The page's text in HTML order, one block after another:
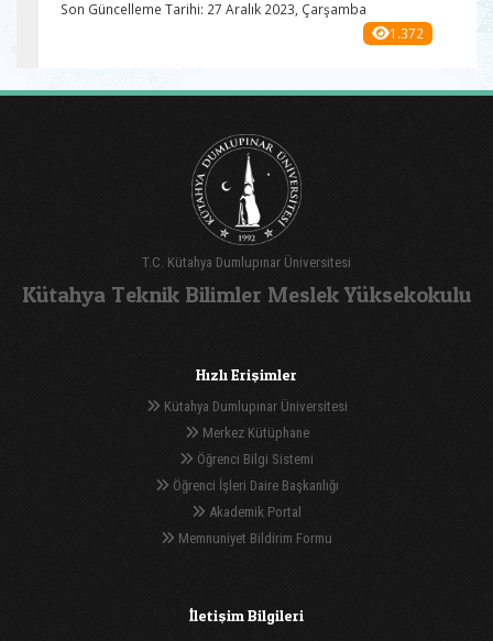
Son Güncelleme Tarihi: 27 Aralık 2023, Çarşamba
1.372
T.C. Kütahya Dumlupınar Üniversitesi
Kütahya Teknik Bilimler Meslek Yüksekokulu
Hızlı Erişimler
Kütahya Dumlupınar Üniversitesi
Merkez Kütüphane
Öğrenci Bilgi Sistemi
Öğrenci İşleri Daire Başkanlığı
Akademik Portal
Memnuniyet Bildirim Formu
İletişim Bilgileri